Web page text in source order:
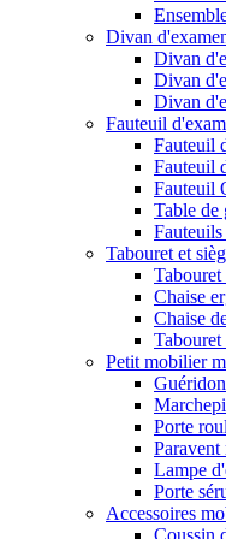
Divan
Divan
Divan
Divan
Fauteuil
Fauteuil
Fauteuil
Fauteuil
Table de
Fauteuils
Tabouret et
Chaise
Chaise
Tabouret
Petit mobilier
Porte
Paravent
Lampe
Porte
Accessoires
Coussin